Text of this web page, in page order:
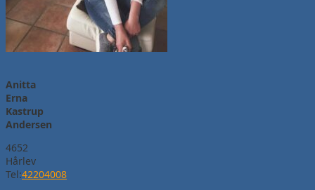
Anitta
Erna
Kastrup
Andersen
4652
Hårlev
Tel:42204008